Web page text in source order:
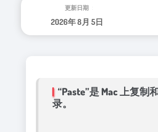
更新日期：
2026年 8月 5日
“Paste”是 Mac 上复
录。